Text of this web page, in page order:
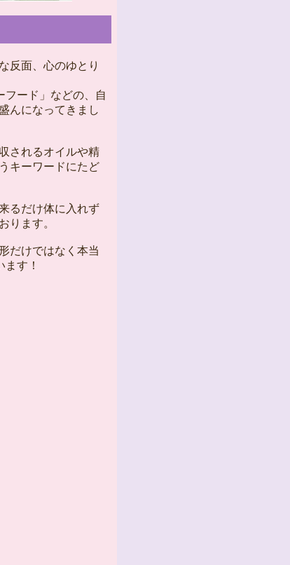
反面、心のゆとり
フード」などの、自
んになってきまし
されるオイルや精
キーワードにたど
るだけ体に入れず
ります。
だけではなく本当
す！